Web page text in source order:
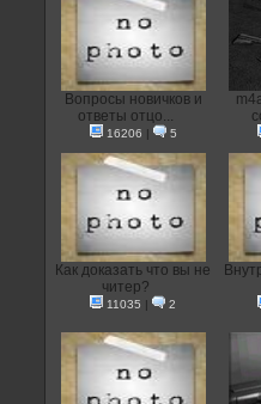
Вопросы новичков и
ответы отцо...
16206 | 5
Как доказать что вы не
читер?
11035 | 2